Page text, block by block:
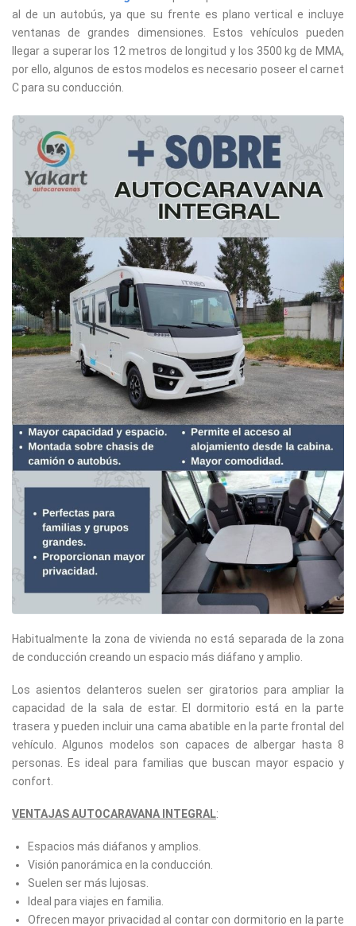
al de un autobús, ya que su frente es plano vertical e incluye
ventanas de grandes dimensiones. Estos vehículos pueden
llegar a superar los 12 metros de longitud y los 3500 kg de MMA,
por ello, algunos de estos modelos es necesario poseer el carnet
C para su conducción.
Habitualmente la zona de vivienda no está separada de la zona
de conducción creando un espacio más diáfano y amplio.
Los asientos delanteros suelen ser giratorios para ampliar la
capacidad de la sala de estar. El dormitorio está en la parte
trasera y pueden incluir una cama abatible en la parte frontal del
vehículo. Algunos modelos son capaces de albergar hasta 8
personas. Es ideal para familias que buscan mayor espacio y
confort.
VENTAJAS AUTOCARAVANA INTEGRAL:
Espacios más diáfanos y amplios.
Visión panorámica en la conducción.
Suelen ser más lujosas.
Ideal para viajes en familia.
Ofrecen mayor privacidad al contar con dormitorio en la parte